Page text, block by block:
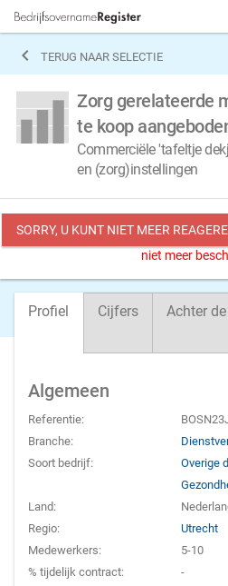
 TERUG NAAR SELECTIE
Zorg gerelateerde
te koop
Commerciële 'tafeltje
en (zorg)instellingen
SORRY, U KUNT NIET MEER
niet meer
Profiel Cijfers Achter
Algemeen
Referentie:
Branche:
Soort bedrijf:
Overige
Land:
Regio:
Utrecht
Medewerkers:
5-10
% tijdelijk contract:
-